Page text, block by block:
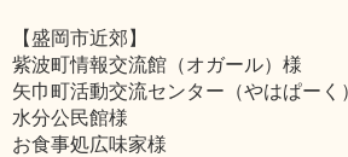
【盛岡市近郊】
紫波町情報交流館（オガール）様
矢巾町活動交流センター（やはぱーく
水分公民館様
お食事処広味家様